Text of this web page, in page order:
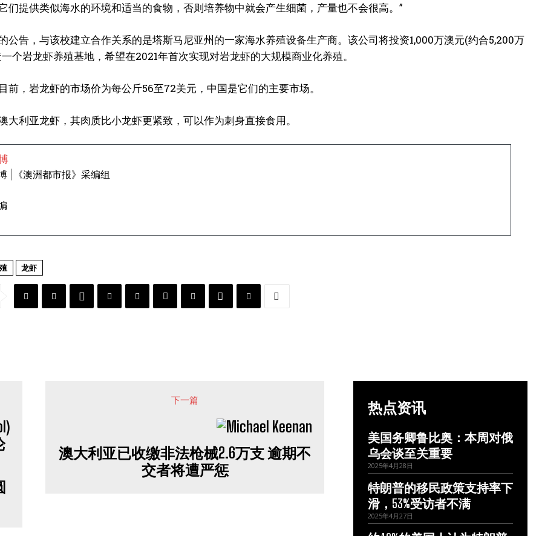
们提供类似海水的环境和适当的食物，否则培养物中就会产生细菌，产量也不会很高。”
公告，与该校建立合作关系的是塔斯马尼亚州的一家海水养殖设备生产商。该公司将投资1,000万澳元(约合5,200万
个岩龙虾养殖基地，希望在2021年首次实现对岩龙虾的大规模商业化养殖。
前，岩龙虾的市场价为每公斤56至72美元，中国是它们的主要市场。
大利亚龙虾，其肉质比小龙虾更紧致，可以作为刺身直接食用。
|《澳洲都市报》采编组
龙虾
下一篇
澳大利亚已收缴非法枪械2.6万支 逾期不
交者将遭严惩
热点资讯
美国务卿鲁比奥：本周对俄
乌会谈至关重要
2025年4月28日
特朗普的移民政策支持率下
滑，53%受访者不满
2025年4月27日